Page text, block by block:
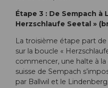
Étape 3 : De Sempach à
Herzschlaufe Seetal »
La troisième étape part
sur la boucle «
commencer, une halte à
suisse de Sempach
par Ballwil et le